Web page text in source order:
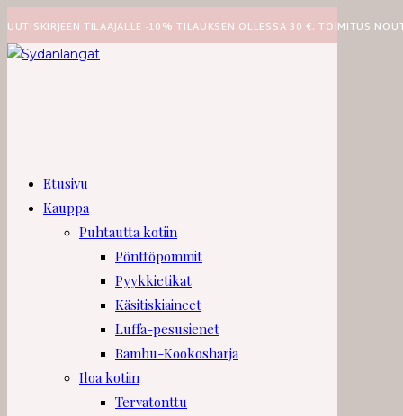
suoraan
sisältöön
UUTISKIRJEEN TILAAJALLE -10% TILAUKSEN OLLESSA 30 €. TOIMITUS
Etusivu
Kauppa
Puhtautta kotiin
Pönttöpommit
Pyykkietikat
Käsitiskiaineet
Luffa-pesusienet
Bambu-Kookosharja
Iloa kotiin
Tervatonttu